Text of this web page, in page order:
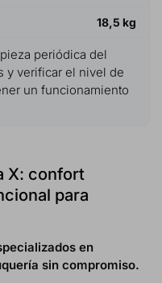
18,5 kg
periódica del
y verificar el nivel de
un funcionamiento
X: confort
para
en
sin compromiso.